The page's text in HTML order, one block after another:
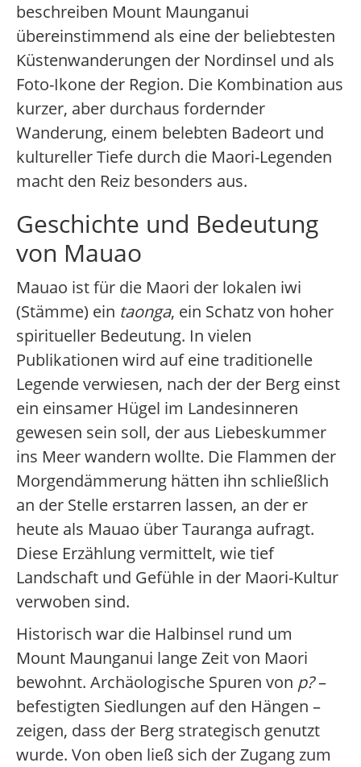
beschreiben Mount Maunganui
übereinstimmend als eine der beliebtesten
Küstenwanderungen der Nordinsel und als
Foto-Ikone der Region. Die Kombination aus
kurzer, aber durchaus fordernder
Wanderung, einem belebten Badeort und
kultureller Tiefe durch die Maori-Legenden
macht den Reiz besonders aus.
Geschichte und Bedeutung
von Mauao
Mauao ist für die Maori der lokalen iwi
(Stämme) ein taonga, ein Schatz von hoher
spiritueller Bedeutung. In vielen
Publikationen wird auf eine traditionelle
Legende verwiesen, nach der der Berg einst
ein einsamer Hügel im Landesinneren
gewesen sein soll, der aus Liebeskummer
ins Meer wandern wollte. Die Flammen der
Morgendämmerung hätten ihn schließlich
an der Stelle erstarren lassen, an der er
heute als Mauao über Tauranga aufragt.
Diese Erzählung vermittelt, wie tief
Landschaft und Gefühle in der Maori-Kultur
verwoben sind.
Historisch war die Halbinsel rund um
Mount Maunganui lange Zeit von Maori
bewohnt. Archäologische Spuren von p?–
befestigten Siedlungen auf den Hängen –
zeigen, dass der Berg strategisch genutzt
wurde. Von oben ließ sich der Zugang zum